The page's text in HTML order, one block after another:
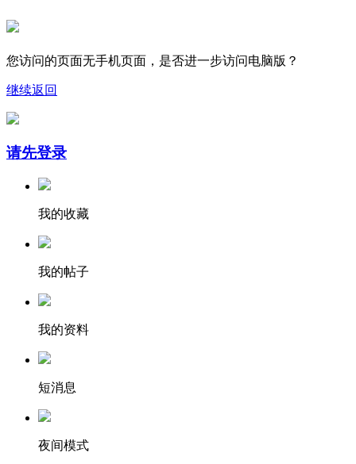
您访问的页面无手机页面，是否进一步访问电脑版？
继续返回
请先登录
我的收藏
我的帖子
我的资料
短消息
夜间模式